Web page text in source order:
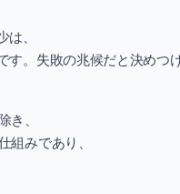
、
す。失敗の兆候だと決めつ
き、
組みであり、